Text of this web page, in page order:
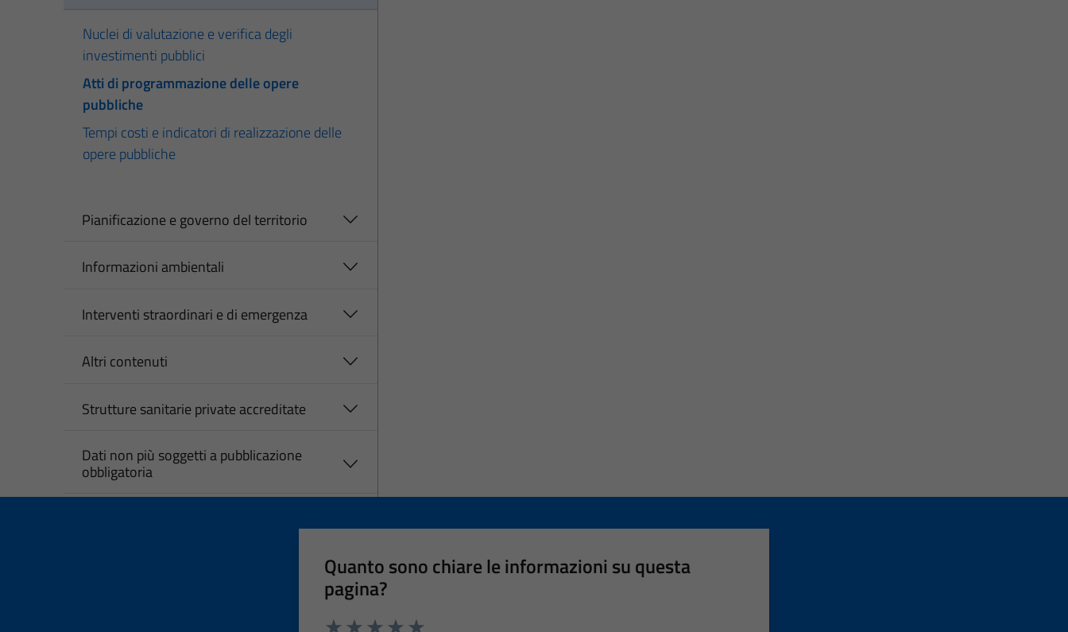
Nuclei di valutazione e verifica degli
investimenti pubblici
Atti di programmazione delle opere
pubbliche
Tempi costi e indicatori di realizzazione delle
opere pubbliche
Pianificazione e governo del territorio
Informazioni ambientali
Interventi straordinari e di emergenza
Altri contenuti
Strutture sanitarie private accreditate
Dati non più soggetti a pubblicazione
obbligatoria
Quanto sono chiare le informazioni su questa
pagina?